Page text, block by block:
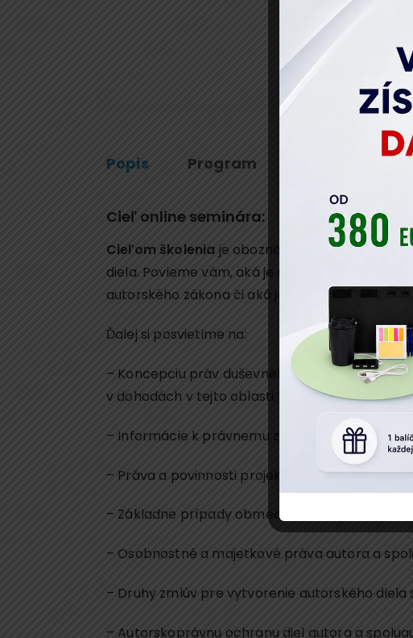
Popis Program
Cieľ online seminára:
Cieľom školenia je oboznámiť účastníkov so
diela. Povieme vám, aká je nová špecifikácia
autorského zákona či aká je priemyselno-
Ďalej si posvietime na:
– Koncepciu práv duševného vlastníctva
v dohodách v tejto oblasti.
– Informácie k právnemu začleneniu
– Práva a povinnosti projektanta ako autora
– Základne prípady obmedzenia majetkových
– Osobnostné a majetkové práva autora a
– Druhy zmlúv pre vytvorenie autorského
– Autorskoprávnu ochranu diel autora a